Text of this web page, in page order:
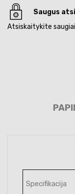
Saugus
Atsiskaitykite
Specifikacija